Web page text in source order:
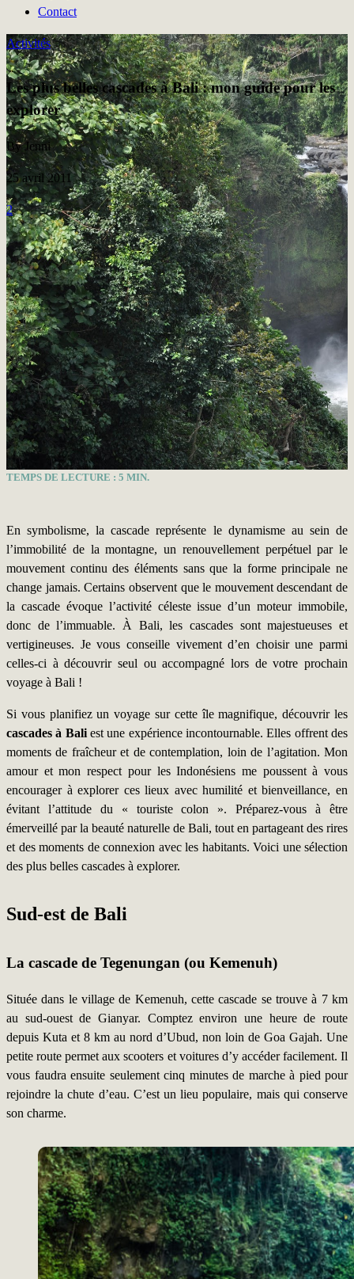
Contact
Activités
Les plus belles cascades à Bali : mon guide pour les
explorer
By Jenni
25 avril 2011
2
TEMPS DE LECTURE : 5 MIN.
En symbolisme, la cascade représente le dynamisme au sein de
l’immobilité de la montagne, un renouvellement perpétuel par le
mouvement continu des éléments sans que la forme principale ne
change jamais. Certains observent que le mouvement descendant de
la cascade évoque l’activité céleste issue d’un moteur immobile,
donc de l’immuable. À Bali, les cascades sont majestueuses et
vertigineuses. Je vous conseille vivement d’en choisir une parmi
celles-ci à découvrir seul ou accompagné lors de votre prochain
voyage à Bali !
Si vous planifiez un voyage sur cette île magnifique, découvrir les
cascades à Baliest une expérience incontournable. Elles offrent des
moments de fraîcheur et de contemplation, loin de l’agitation. Mon
amour et mon respect pour les Indonésiens me poussent à vous
encourager à explorer ces lieux avec humilité et bienveillance, en
évitant l’attitude du « touriste colon ». Préparez-vous à être
émerveillé par la beauté naturelle de Bali, tout en partageant des rires
et des moments de connexion avec les habitants. Voici une sélection
des plus belles cascades à explorer.
Sud-est de Bali
La cascade de Tegenungan (ou Kemenuh)
Située dans le village de Kemenuh, cette cascade se trouve à 7 km
au sud-ouest de Gianyar. Comptez environ une heure de route
depuis Kuta et 8 km au nord d’Ubud, non loin de Goa Gajah. Une
petite route permet aux scooters et voitures d’y accéder facilement. Il
vous faudra ensuite seulement cinq minutes de marche à pied pour
rejoindre la chute d’eau. C’est un lieu populaire, mais qui conserve
son charme.